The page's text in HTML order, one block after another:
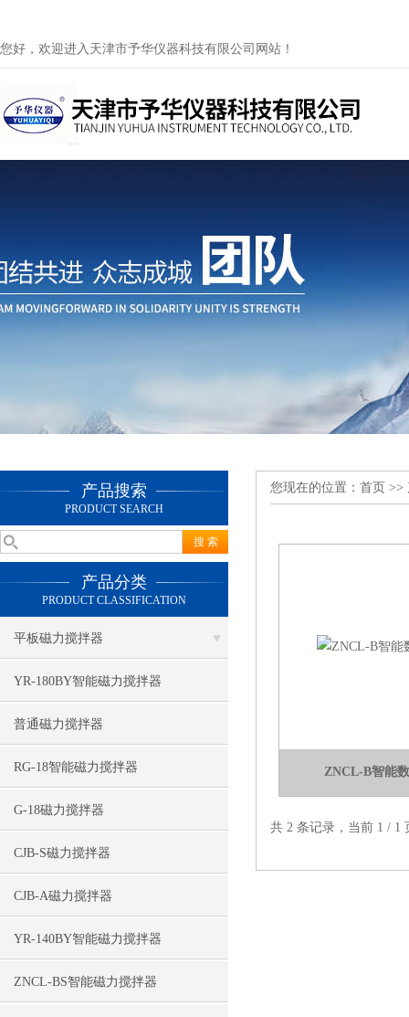
您好，欢迎进入天津市予华仪器科技有限公司网站！
产品搜索
PRODUCT SEARCH
产品分类
PRODUCT CLASSIFICATION
平板磁力搅拌器
YR-180BY智能磁力搅拌器
普通磁力搅拌器
RG-18智能磁力搅拌器
G-18磁力搅拌器
CJB-S磁力搅拌器
CJB-A磁力搅拌器
YR-140BY智能磁力搅拌器
ZNCL-BS智能磁力搅拌器
您现在的位置： 首页 >>
ZNCL-B智能
共 2 条记录，当前 1 /